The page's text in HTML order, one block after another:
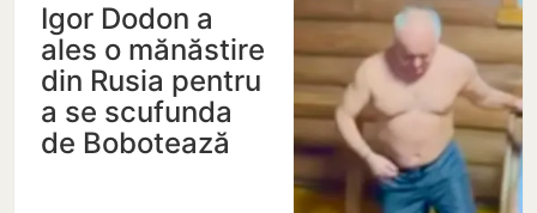
Igor Dodon a
ales o mănăstire
din Rusia pentru
a se scufunda
de Bobotează